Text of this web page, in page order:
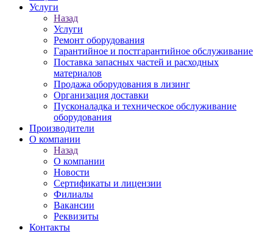
Услуги
Назад
Услуги
Ремонт оборудования
Гарантийное и постгарантийное обслуживание
Поставка запасных частей и расходных
материалов
Продажа оборудования в лизинг
Организация доставки
Пусконаладка и техническое обслуживание
оборудования
Производители
О компании
Назад
О компании
Новости
Сертификаты и лицензии
Филиалы
Вакансии
Реквизиты
Контакты